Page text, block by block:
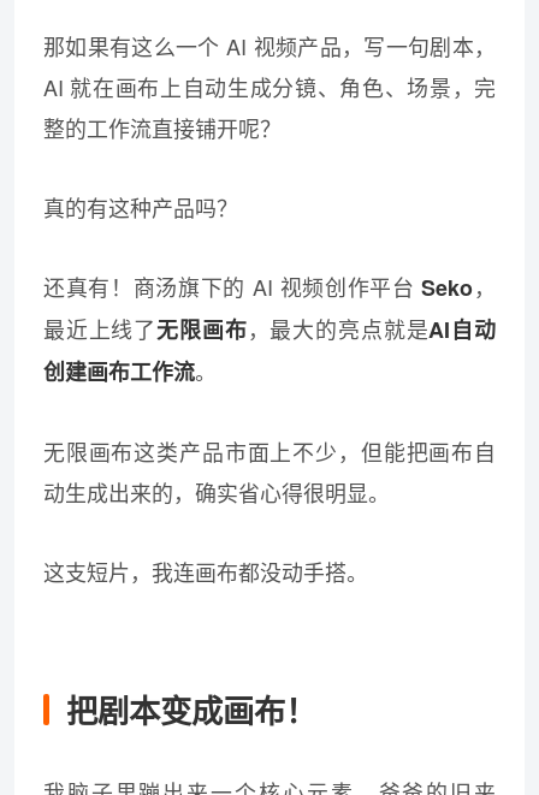
那如果有这么一个 AI 视频产品，写一句剧本，
AI 就在画布上自动生成分镜、角色、场景，完
整的工作流直接铺开呢？
真的有这种产品吗？
还真有！商汤旗下的 AI 视频创作平台Seko，
最近上线了无限画布，最大的亮点就是AI自动
创建画布工作流。
无限画布这类产品市面上不少，但能把画布自
动生成出来的，确实省心得很明显。
这支短片，我连画布都没动手搭。
把剧本变成画布！